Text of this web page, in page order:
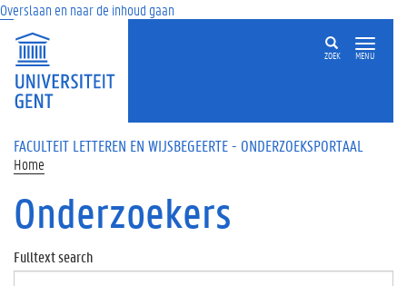
Overslaan en naar de inhoud gaan
ZOEK MENU
FACULTEIT LETTEREN EN WIJSBEGEERTE - ONDERZOEKSPORTAAL
Home
Onderzoekers
Fulltext search